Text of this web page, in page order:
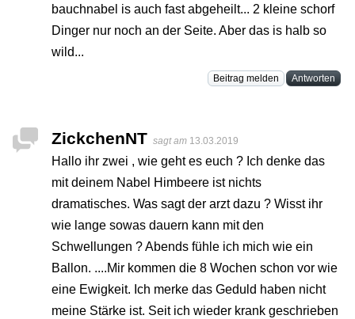
bauchnabel is auch fast abgeheilt... 2 kleine schorf
Dinger nur noch an der Seite. Aber das is halb so
wild...
Beitrag melden Antworten
ZickchenNT sagt am 13.03.2019
Hallo ihr zwei , wie geht es euch ? Ich denke das
mit deinem Nabel Himbeere ist nichts
dramatisches. Was sagt der arzt dazu ? Wisst ihr
wie lange sowas dauern kann mit den
Schwellungen ? Abends fühle ich mich wie ein
Ballon. ....Mir kommen die 8 Wochen schon vor wie
eine Ewigkeit. Ich merke das Geduld haben nicht
meine Stärke ist. Seit ich wieder krank geschrieben